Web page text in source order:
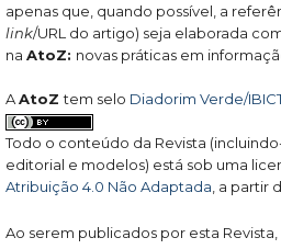
apenas que, quando possível, a
link/URL do artigo) seja elaborada
na AtoZ: novas práticas em
AAtoZtem selo Diadorim Verde/
Todo o conteúdo da Revista
editorial e modelos) está sob uma
Atribuição 4.0 Não Adaptada , a partir
Ao serem publicados por esta